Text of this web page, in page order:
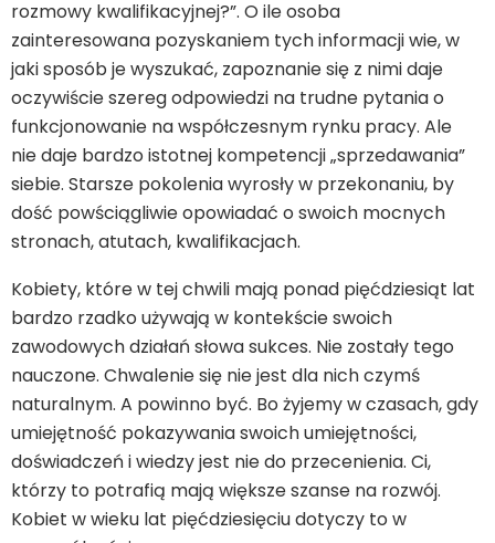
rozmowy kwalifikacyjnej?”. O ile osoba
zainteresowana pozyskaniem tych informacji wie, w
jaki sposób je wyszukać, zapoznanie się z nimi daje
oczywiście szereg odpowiedzi na trudne pytania o
funkcjonowanie na współczesnym rynku pracy. Ale
nie daje bardzo istotnej kompetencji „sprzedawania”
siebie. Starsze pokolenia wyrosły w przekonaniu, by
dość powściągliwie opowiadać o swoich mocnych
stronach, atutach, kwalifikacjach.
Kobiety, które w tej chwili mają ponad pięćdziesiąt lat
bardzo rzadko używają w kontekście swoich
zawodowych działań słowa sukces. Nie zostały tego
nauczone. Chwalenie się nie jest dla nich czymś
naturalnym. A powinno być. Bo żyjemy w czasach, gdy
umiejętność pokazywania swoich umiejętności,
doświadczeń i wiedzy jest nie do przecenienia. Ci,
którzy to potrafią mają większe szanse na rozwój.
Kobiet w wieku lat pięćdziesięciu dotyczy to w